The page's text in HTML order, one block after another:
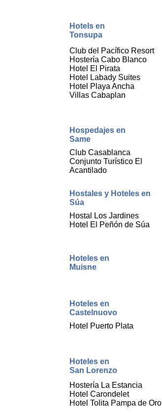
Club del Pacífico Resort
Hostería Cabo Blanco
Hotel El Pirata
Hotel Labady Suites
Hotel Playa Ancha
Villas Cabaplan
Hotels en
Tonsupa
Hospedajes en
Same
Club Casablanca
Conjunto Turístico El
Acantilado
Hostales y Hoteles en
Súa
Hostal Los Jardines
Hotel El Peñón de Súa
Hoteles en
Muisne
Hoteles en
Castelnuovo
Hotel Puerto Plata
Hoteles en
San Lorenzo
Hostería La Estancia
Hotel Carondelet
Hotel Tolita Pampa de Oro